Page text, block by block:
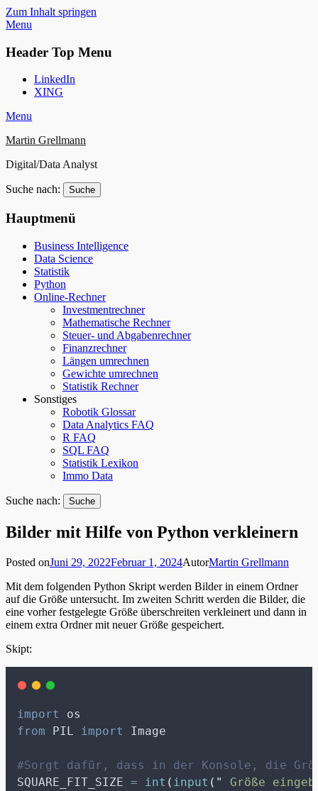
Zum Inhalt springen
Menu
Header Top Menu
LinkedIn
XING
Menu
Martin Grellmann
Digital/Data Analyst
Suche nach:
Hauptmenü
Business Intelligence
Data Science
Statistik
Python
Online-Rechner
Investmentrechner
Mathematische Rechner
Steuer- und Abgabenrechner
Finanzrechner
Längen umrechnen
Gewichte umrechnen
Statistik Rechner
Sonstiges
Robotik Glossar
Data Analytics FAQ
R FAQ
SQL FAQ
Statistik Lexikon
Immo Data
Suche nach:
Bilder mit Hilfe von Python verkleinern
Posted onJuni 29, 2022Februar 1, 2024AutorMartin Grellmann
Mit dem folgenden Python Skript werden Bilder in einem Ordner
auf die Größe untersucht. Im zweiten Schritt werden die Bilder, die
eine vorher festgelegte Größe überschreiten verkleinert und dann in
einem extra Ordner mit neuer Größe gespeichert.
Skipt:
import
os
from PIL import Image
#Sorgt dafür, dass in der Konsole, die
SQUARE_FIT_SIZE = int ( input ( "
Größe